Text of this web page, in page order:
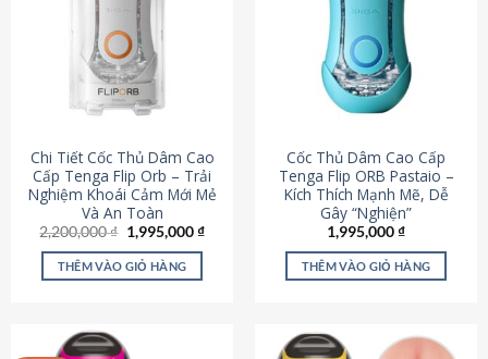
Chi Tiết Cốc Thủ Dâm Cao
Cấp Tenga Flip Orb – Trải
Nghiệm Khoái Cảm Mới Mẻ
Và An Toàn
2,200,000₫ Giá
gốc
là:
2,200,000 ₫.
1,995,000₫Giá
THÊM VÀO GIỎ HÀNG
Cốc Thủ Dâm Cao Cấp
Tenga Flip ORB Pastaio –
Kích Thích Mạnh Mẽ, Dễ
Gây “Nghiện”
1,995,000₫
THÊM VÀO GIỎ HÀNG